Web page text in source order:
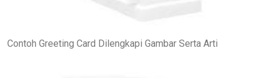
Contoh Greeting Card Dilengkapi Gambar Serta Arti